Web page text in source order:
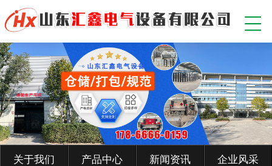
关于我们 产品中心 新闻资讯 企业风采